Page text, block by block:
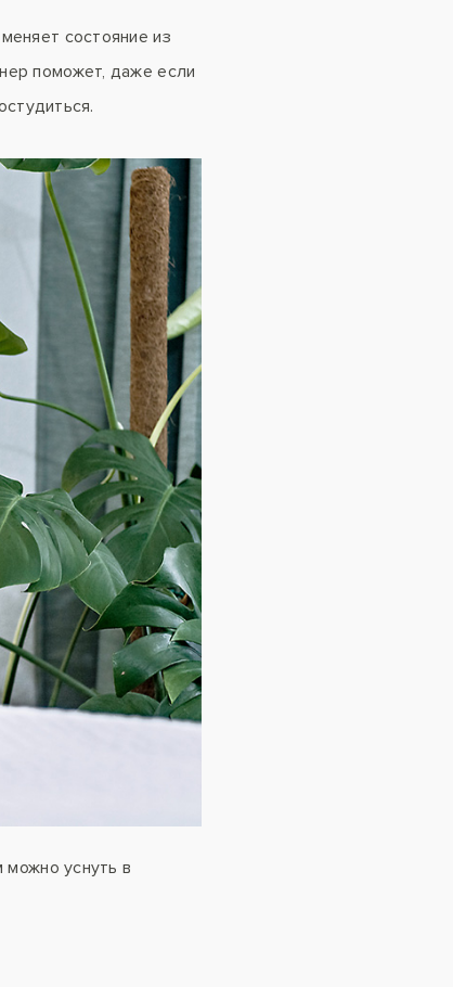
состояние из
поможет, даже если
уснуть в